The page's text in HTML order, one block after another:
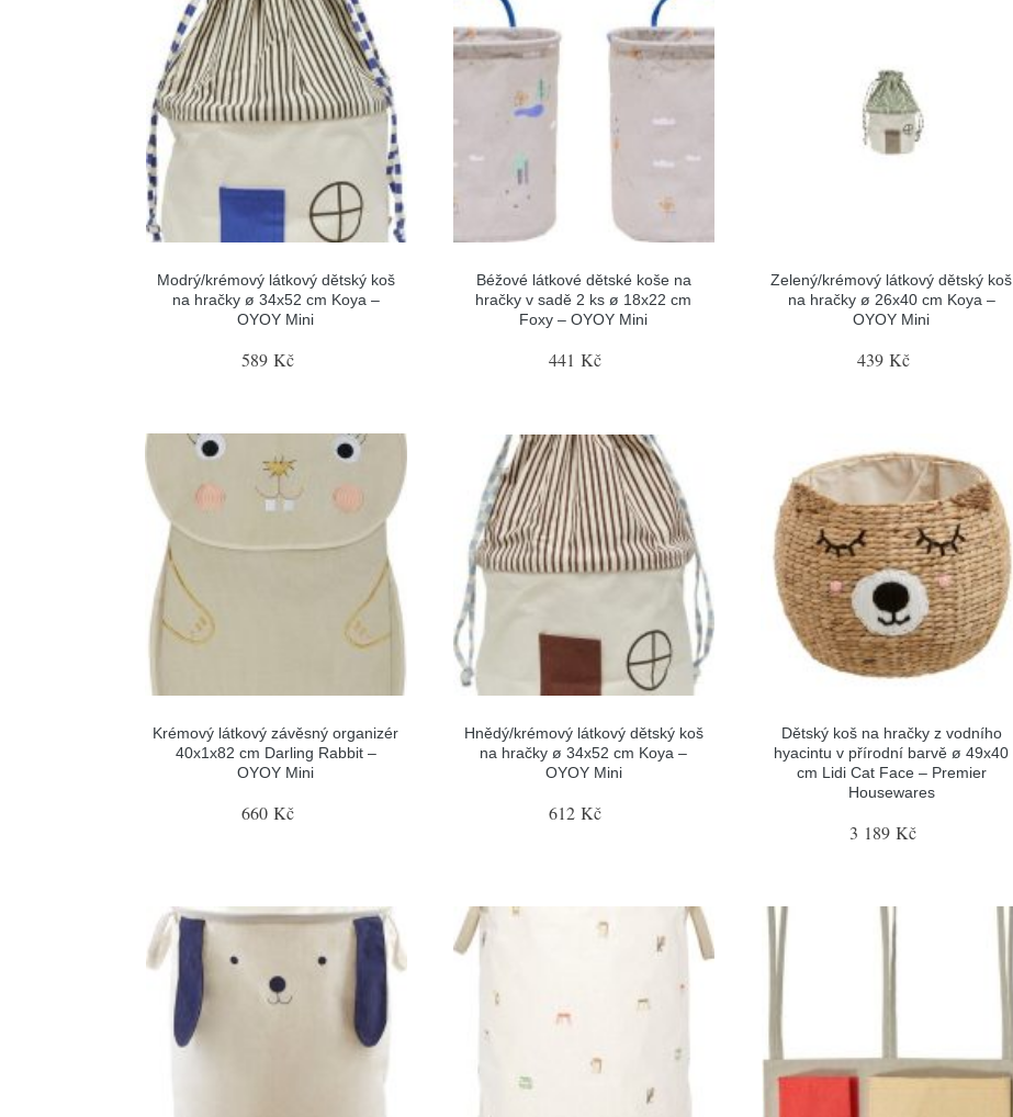
Modrý/krémový látkový dětský koš
na hračky ø 34x52 cm Koya –
OYOY Mini
589 Kč
Béžové látkové dětské koše na
hračky v sadě 2 ks ø 18x22 cm
Foxy – OYOY Mini
441 Kč
Zelený/krémový látkový dětský koš
na hračky ø 26x40 cm Koya –
OYOY Mini
439 Kč
Krémový látkový závěsný organizér
40x1x82 cm Darling Rabbit –
OYOY Mini
660 Kč
Hnědý/krémový látkový dětský koš
na hračky ø 34x52 cm Koya –
OYOY Mini
612 Kč
Dětský koš na hračky z vodního
hyacintu v přírodní barvě ø 49x40
cm Lidi Cat Face – Premier
Housewares
3 189 Kč